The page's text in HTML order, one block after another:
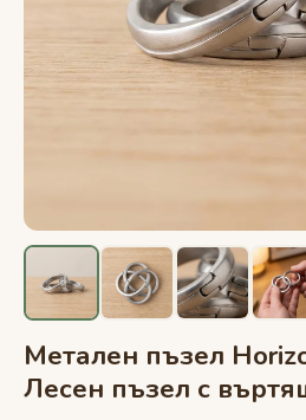
Метален пъзел
Лесен пъзел с